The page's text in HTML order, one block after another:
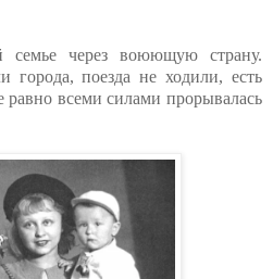
семье через воюющую страну.
города, поезда не ходили, есть
всеми силами прорывалась